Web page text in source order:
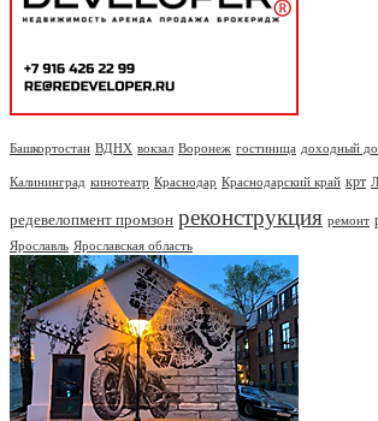
Башкортостан ВДНХ вокзал Воронеж гостиница доходный
Калининград кинотеатр Краснодар Краснодарский край крт
редевелопмент промзон реконструкция ремонт
Ярославль Ярославская область